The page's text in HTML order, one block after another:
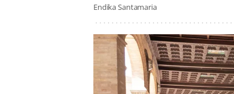
Endika Santamaria